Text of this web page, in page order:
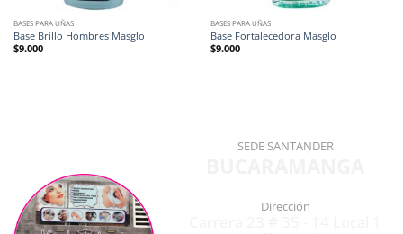
BASES PARA UÑAS
Base Brillo Hombres Masglo
$9.000
BASES PARA UÑAS
Base Fortalecedora Masglo
$9.000
SEDE SANTANDER
Dirección